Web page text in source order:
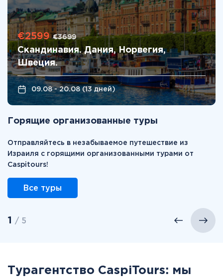
€2599€3699
Скандинавия. Дания, Норвегия,
Швеция.
09.08 - 20.08 (13 дней)
Горящие организованные туры
Отправляйтесь в незабываемое путешествие из
Израиля с горящими организованными турами от
Caspitours!
Все туры
1 / 5
Турагентство CaspiTours: мы